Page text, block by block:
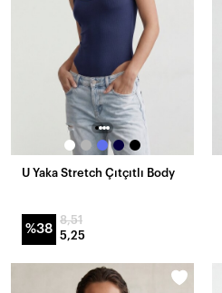
U Yaka Stretch Çıtçıtlı Body
%38
8,51
5,25